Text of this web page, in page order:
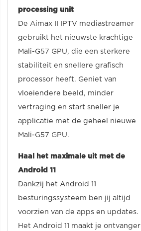
processing unit
De Aimax II IPTV mediastreamer
gebruikt het nieuwste krachtige
Mali-G57 GPU, die een sterkere
stabiliteit en snellere grafisch
processor heeft. Geniet van
vloeiendere beeld, minder
vertraging en start sneller je
applicatie met de geheel nieuwe
Mali-G57 GPU.
Haal het maximale uit met de
Android 11
Dankzij het Android 11
besturingssysteem ben jij altijd
voorzien van de apps en updates.
Het Android 11 maakt je ontvanger